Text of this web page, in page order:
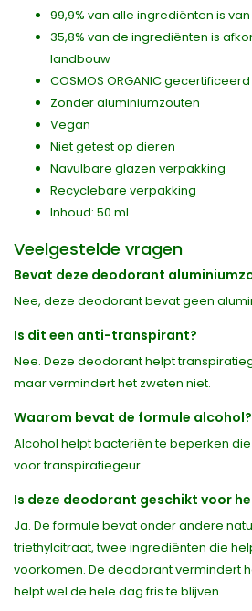
99,9% van alle ingrediënten is
35,8% van de ingrediënten is
landbouw
COSMOS ORGANIC
Zonder aluminiumzouten
Vegan
Niet getest op dieren
Navulbare glazen verpakking
Recyclebare verpakking
Inhoud: 50 ml
Veelgestelde vragen
Bevat deze deodorant
Nee, deze deodorant bevat geen
Is dit een anti-transpirant?
Nee. Deze deodorant helpt
maar vermindert het zweten niet.
Waarom bevat de formule alcohol?
Alcohol helpt bacteriën te beperken
voor transpiratiegeur.
Is deze deodorant geschikt voor
Ja. De formule bevat onder andere
triethylcitraat, twee ingrediënten die
voorkomen. De deodorant vermindert
helpt wel de hele dag fris te blijven.